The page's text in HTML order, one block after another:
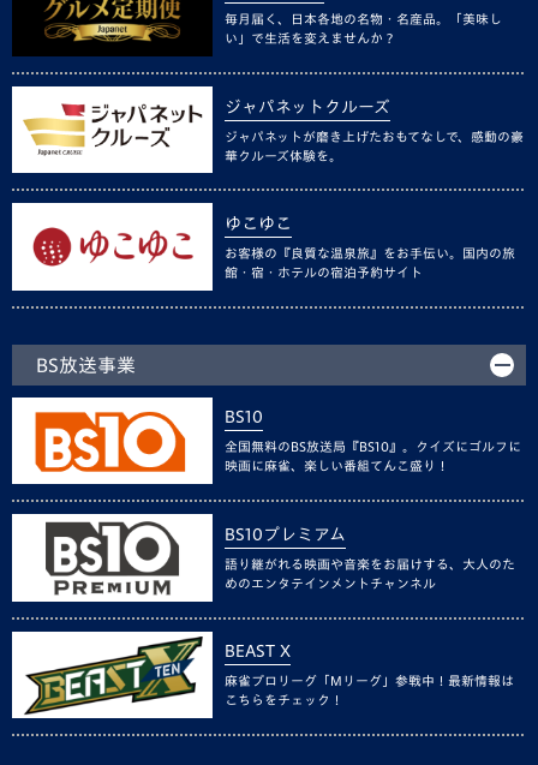
毎月届く、日本各地の名物・名産品。「美味し
い」で生活を変えませんか？
ジャパネットクルーズ
ジャパネットが磨き上げたおもてなしで、感動の豪
華クルーズ体験を。
ゆこゆこ
お客様の『良質な温泉旅』をお手伝い。国内の旅
館・宿・ホテルの宿泊予約サイト
BS放送事業
BS10
全国無料のBS放送局『BS10』。クイズにゴルフに
映画に麻雀、楽しい番組てんこ盛り！
BS10プレミアム
語り継がれる映画や音楽をお届けする、大人のた
めのエンタテインメントチャンネル
BEAST X
麻雀プロリーグ「Mリーグ」参戦中！最新情報は
こちらをチェック！